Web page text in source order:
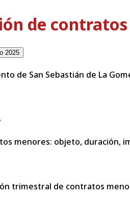
de
2025
de San Sebastián de La
menores: objeto, duración,
trimestral de contratos